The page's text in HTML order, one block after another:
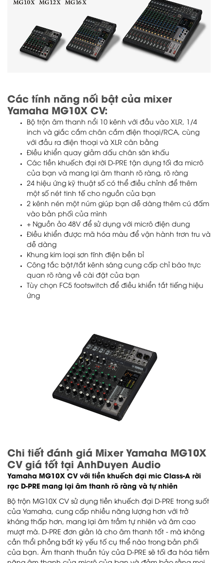
Các tính năng nối bật của mixer
Yamaha MG10X CV:
Bộ trộn âm thanh nổi 10 kênh với đầu vào XLR, 1/4
inch và giắc cắm chân cắm điện thoại/RCA, cùng
với đầu ra điện thoại và XLR cân bằng
Điều khiển quay giảm dấu chân sân khấu
Các tiền khuếch đại rời D-PRE tận dụng tối đa micrô
của bạn và mang lại âm thanh rõ ràng, rõ ràng
24 hiệu ứng kỹ thuật số có thể điều chỉnh để thêm
một số nét tinh tế cho nguồn của bạn
2 kênh nén một núm giúp bạn dễ dàng thêm cú đấm
vào bản phối của mình
+ Nguồn ảo 48V để sử dụng với micrô điện dung
Điều khiển được mã hóa màu để vận hành trơn tru và
dễ dàng
Khung kim loại sơn tĩnh điện bền bỉ
Công tắc bật/tắt kênh sáng cung cấp chỉ báo trực
quan rõ ràng về cài đặt của bạn
Tùy chọn FC5 footswitch để điều khiển tắt tiếng hiệu
ứng
Chi tiết đánh giá Mixer Yamaha MG10X
CV giá tốt tại AnhDuyen Audio
Yamaha MG10X CV với tiền khuếch đại mic Class-A rời
rạc D-PRE mang lại âm thanh rõ ràng và tự nhiên
Bộ trộn MG10X CV sử dụng tiền khuếch đại D-PRE trong suốt
của Yamaha, cung cấp nhiều năng lượng hơn với trở
kháng thấp hơn, mang lại âm trầm tự nhiên và âm cao
mượt mà. D-PRE đơn giản là cho âm thanh tốt - mà không
cần thổi phồng bất kỳ yếu tố cụ thể nào trong bản phối
của bạn. Âm thanh thuần túy của D-PRE sẽ tối đa hóa tiềm